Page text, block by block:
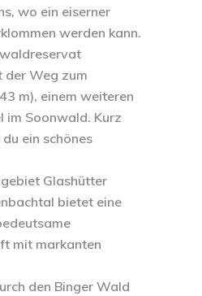
wo ein eiserner
werden kann.
Weg zum
m), einem weiteren
im Soonwald. Kurz
ein schönes
Glashütter
bietet eine
mit markanten
den Binger Wald